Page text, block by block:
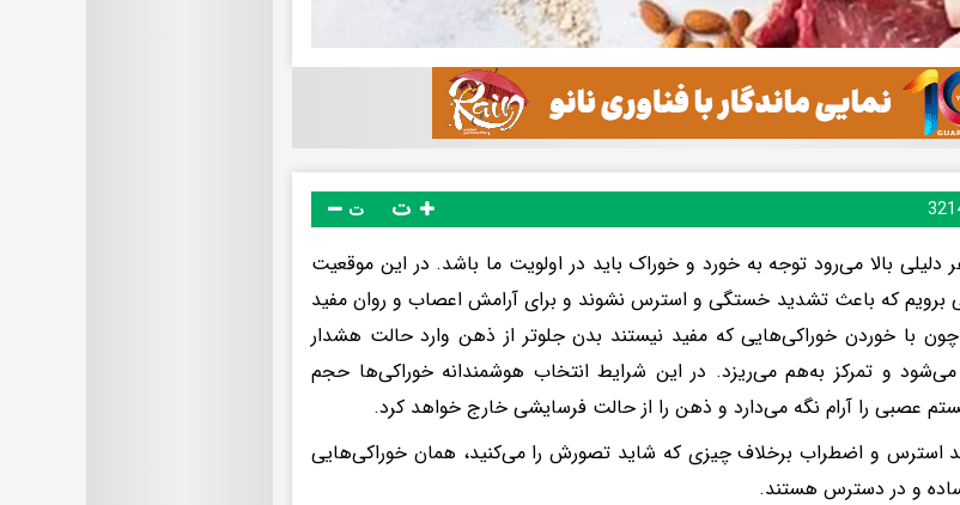
ت
دلیلی بالا می‌رود توجه به خورد و خوراک باید در اولویت ما باشد. در این موقعیت
برویم که باعث تشدید خستگی و استرس نشوند و برای آرامش اعصاب و روان مفید
چون با خوردن خوراکی‌هایی که مفید نیستند بدن جلوتر از ذهن وارد حالت هشدار
و تمرکز به‌هم می‌ریزد. در این شرایط انتخاب هوشمندانه خوراکی‌ها حجم
عصبی را آرام نگه می‌دارد و ذهن را از حالت فرسایشی خارج خواهد کرد.
استرس و اضطراب برخلاف چیزی که شاید تصورش را می‌کنید، همان خوراکی‌هایی
و در دسترس هستند.